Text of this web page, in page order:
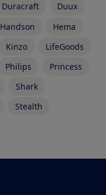
Duracraft
Duux
Handson
Hema
Kinzo
LifeGoods
Philips
Princess
Shark
Stealth